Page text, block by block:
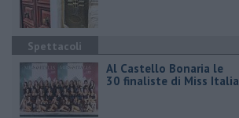
Spettacoli
Al Castello Bonaria le
30 finaliste di Miss Italia